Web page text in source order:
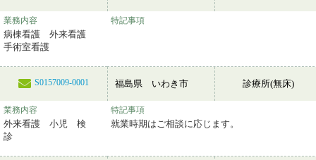
業務内容
病棟看護 外来看護
手術室看護
特記事項
S0157009-0001 福島県 いわき市 診療所(無床)
業務内容
外来看護 小児 検
診
特記事項
就業時期はご相談に応じます。